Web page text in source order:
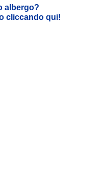
albergo?
cliccando qui!